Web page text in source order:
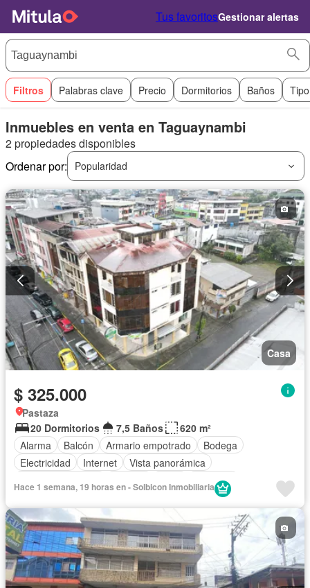
Tus favoritosGestionar alertas
Filtros Palabras clave Precio Dormitorios Baños
Inmuebles en venta en Taguaynambi
2 propiedades disponibles
Ordenar por:
Popularidad
Casa
$ 325.000
Pastaza
20 Dormitorios
7,5 Baños
620 m²
Alarma
Balcón Armario empotrado
Bodega
Electricidad
Internet
Vista panorámica
Conserje
Hace 1 semana, 19 horas en - Solbicon Inmobiliaria